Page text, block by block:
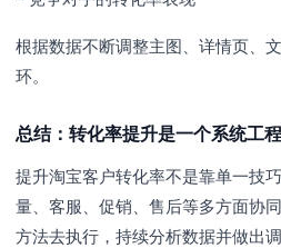
根据数据不断调整主图、详情页、
环。
总结：转化率提升是一个系统工程
提升淘宝客户转化率不是靠单一技
量、客服、促销、售后等多方面协
方法去执行，持续分析数据并做出